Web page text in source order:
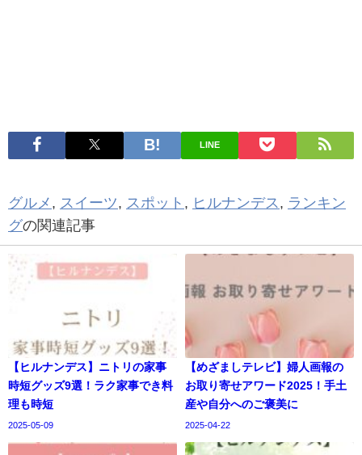
LINE
グルメ , スイーツ, スポット , ヒルナンデス , ランキン
グの関連記事
【ヒルナンデス】ニトリの家事
時短グッズ9選！ラク家事でき料
理も時短
2025-05-09
【めざましテレビ】婦人画報の
お取り寄せアワード2025！手土
産や自分へのご褒美に
2025-04-22